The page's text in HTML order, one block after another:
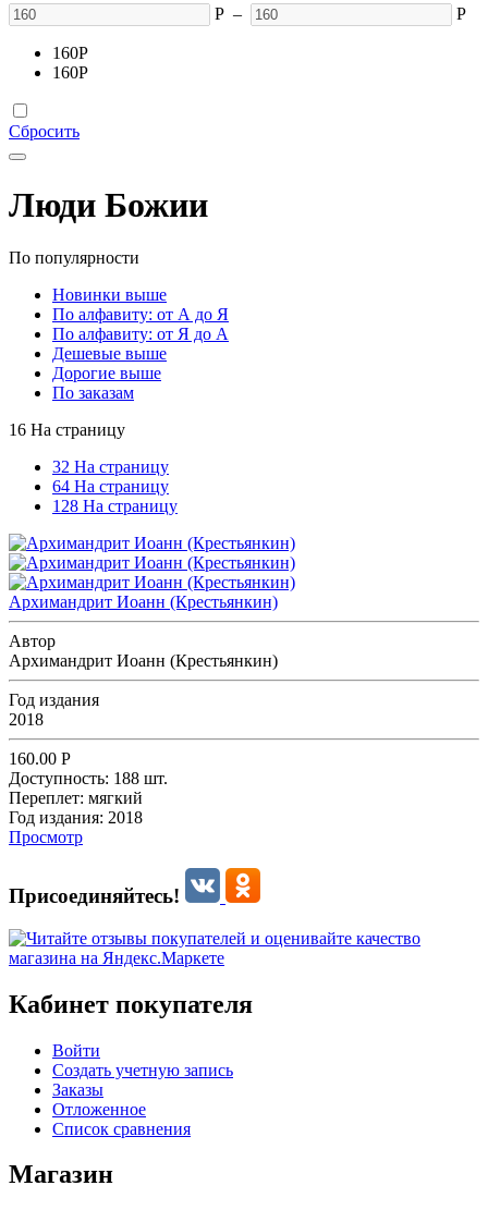
Р – Р
160Р
160Р
Сбросить
Люди Божии
По популярности
Новинки выше
По алфавиту: от А до Я
По алфавиту: от Я до А
Дешевые выше
Дорогие выше
По заказам
16 На страницу
32 На страницу
64 На страницу
128 На страницу
Архимандрит Иоанн (Крестьянкин)
Автор
Архимандрит Иоанн (Крестьянкин)
Год издания
2018
160.00 Р
Доступность: 188 шт.
Переплет: мягкий
Год издания: 2018
Просмотр
Присоединяйтесь!
Кабинет покупателя
Войти
Создать учетную запись
Заказы
Отложенное
Список сравнения
Магазин